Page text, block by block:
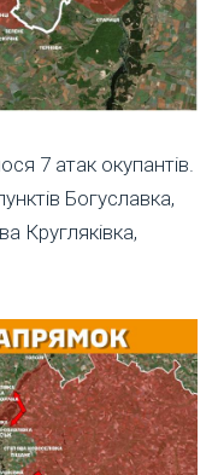
7 атак окупантів.
Богуславка,
Кругляківка,